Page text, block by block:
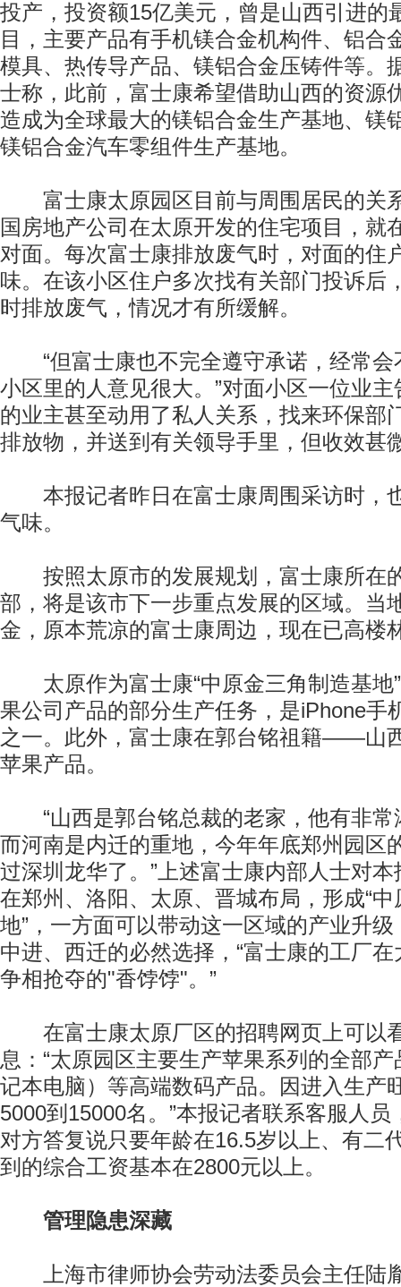
投产，投资额15亿美元，曾是山西引进的
目，主要产品有手机镁合金机构件、铝合
模具、热传导产品、镁铝合金压铸件等。
士称，此前，富士康希望借助山西的资源
造成为全球最大的镁铝合金生产基地、镁
镁铝合金汽车零组件生产基地。
富士康太原园区目前与周围居民的关
国房地产公司在太原开发的住宅项目，就
对面。每次富士康排放废气时，对面的住
味。在该小区住户多次找有关部门投诉后
时排放废气，情况才有所缓解。
“但富士康也不完全遵守承诺，经常会
小区里的人意见很大。”对面小区一位业
的业主甚至动用了私人关系，找来环保部
排放物，并送到有关领导手里，但收效甚
本报记者昨日在富士康周围采访时，
气味。
按照太原市的发展规划，富士康所在
部，将是该市下一步重点发展的区域。当
金，原本荒凉的富士康周边，现在已高楼
太原作为富士康“中原金三角制造基地
果公司产品的部分生产任务，是iPhone手
之一。此外，富士康在郭台铭祖籍——山
苹果产品。
“山西是郭台铭总裁的老家，他有非常
而河南是内迁的重地，今年年底郑州园区
过深圳龙华了。”上述富士康内部人士对
在郑州、洛阳、太原、晋城布局，形成“
地”，一方面可以带动这一区域的产业升
中进、西迁的必然选择，“富士康的工厂
争相抢夺的"香饽饽"。”
在富士康太原厂区的招聘网页上可以
息：“太原园区主要生产苹果系列的全部
记本电脑）等高端数码产品。因进入生产
5000到15000名。”本报记者联系客服人
对方答复说只要年龄在16.5岁以上、有二
到的综合工资基本在2800元以上。
管理隐患深藏
上海市律师协会劳动法委员会主任陆